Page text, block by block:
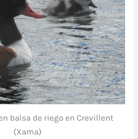
balsa de riego en Crevillent
(Xama)